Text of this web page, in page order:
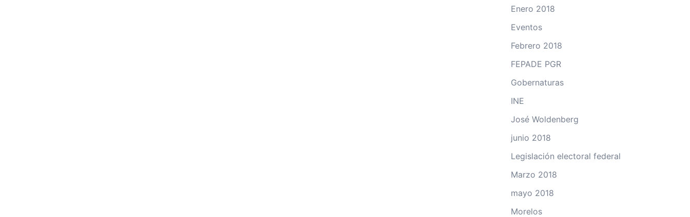
Enero 2018
Eventos
Febrero 2018
FEPADE PGR
Gobernaturas
INE
José Woldenberg
junio 2018
Legislación electoral federal
Marzo 2018
mayo 2018
Morelos